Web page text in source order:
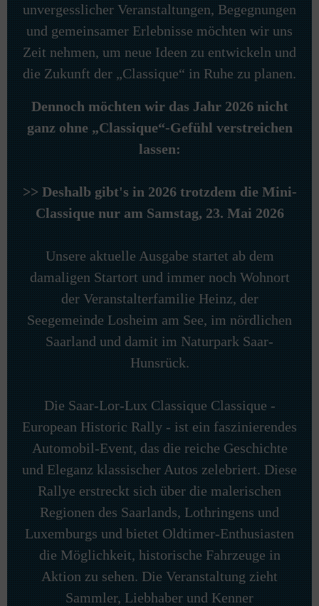
unvergesslicher Veranstaltungen, Begegnungen
und gemeinsamer Erlebnisse möchten wir uns
Zeit nehmen, um neue Ideen zu entwickeln und
die Zukunft der „Classique“ in Ruhe zu planen.
Dennoch möchten wir das Jahr 2026 nicht
ganz ohne „Classique“-Gefühl verstreichen
lassen:
>> Deshalb gibt's in 2026 trotzdem die Mini-
Classiquenur am Samstag, 23. Mai 2026
Unsere aktuelle Ausgabe startet ab dem
damaligen Startort und immer noch Wohnort
der Veranstalterfamilie Heinz, der
Seegemeinde Losheim am See, im nördlichen
Saarland und damit im Naturpark Saar-
Hunsrück.
Die Saar-Lor-Lux Classique Classique -
European Historic Rally - ist ein faszinierendes
Automobil-Event, das die reiche Geschichte
und Eleganz klassischer Autos zelebriert. Diese
Rallye erstreckt sich über die malerischen
Regionen des Saarlands, Lothringens und
Luxemburgs und bietet Oldtimer-Enthusiasten
die Möglichkeit, historische Fahrzeuge in
Aktion zu sehen. Die Veranstaltung zieht
Sammler, Liebhaber und Kenner